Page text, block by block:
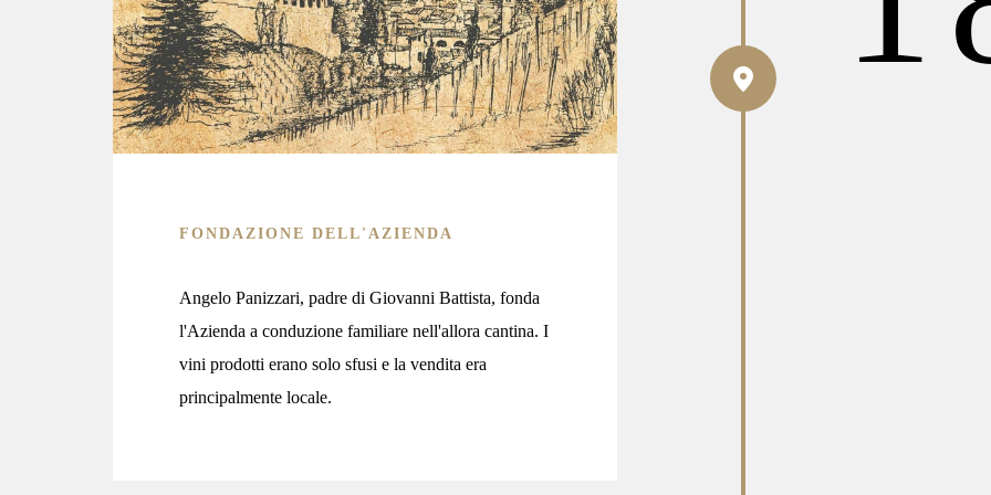
FONDAZIONE DELL'AZIENDA
Angelo Panizzari, padre di Giovanni Battista, fonda
l'Azienda a conduzione familiare nell'allora cantina. I
vini prodotti erano solo sfusi e la vendita era
principalmente locale.